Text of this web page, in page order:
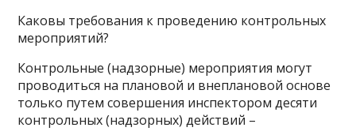
Каковы требования к проведению контрольных
мероприятий?
Контрольные (надзорные) мероприятия могут
проводиться на плановой и внеплановой основе
только путем совершения инспектором десяти
контрольных (надзорных) действий –